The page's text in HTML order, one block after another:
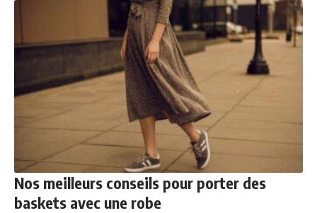
Nos meilleurs conseils pour porter des
baskets avec une robe